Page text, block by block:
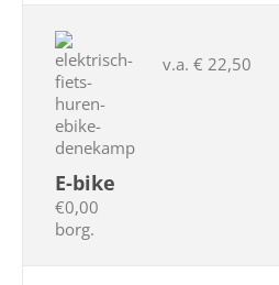
E-bike
€0,00
borg.
v.a. € 22,50